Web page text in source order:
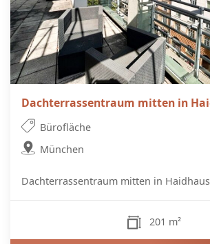
Dachterrassentraum mitten in
Bürofläche
München
Dachterrassentraum mitten in
201 m²